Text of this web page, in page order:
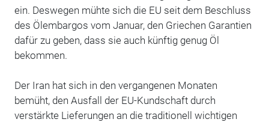
ein. Deswegen mühte sich die EU seit dem Beschluss
des Ölembargos vom Januar, den Griechen Garantien
dafür zu geben, dass sie auch künftig genug Öl
bekommen.
Der Iran hat sich in den vergangenen Monaten
bemüht, den Ausfall der EU-Kundschaft durch
verstärkte Lieferungen an die traditionell wichtigen